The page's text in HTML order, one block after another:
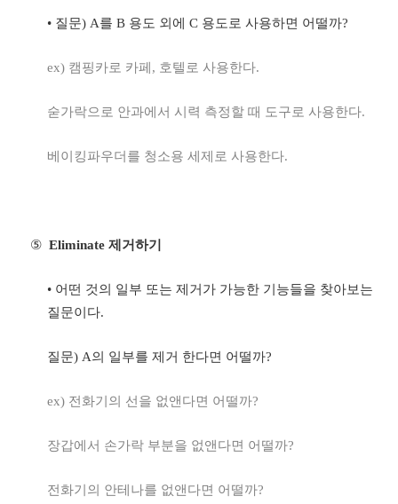
• 질문) A를 B 용도 외에 C 용도로 사용하면 어떨까?
ex) 캠핑카로 카페 , 호텔로 사용한다.
숟가락으로 안과에서 시력 측정할 때 도구로 사용한다.
베이킹파우더를 청소용 세제로 사용한다.
⑤ Eliminate 제거하기
• 어떤 것의 일부 또는 제거가 가능한 기능들을 찾아보는
질문이다.
질문) A의 일부를 제거 한다면 어떨까?
ex) 전화기의 선을 없앤다면 어떨까?
장갑에서 손가락 부분을 없앤다면 어떨까?
전화기의 안테나를 없앤다면 어떨까?